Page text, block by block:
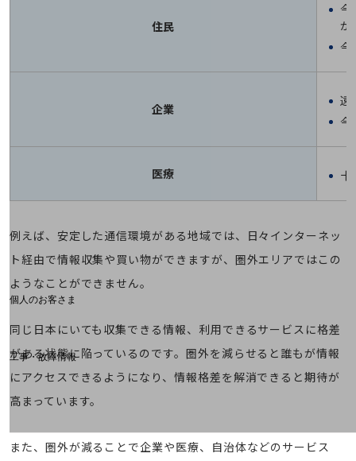
ご契約中サービスの一元管理
Web明細(ビリングステーション)
料金分析(ご利用料金管理サービス)
Web明細(My docomo)
個人のお客さま
工事・故障情報
お客さまサポートサイト
SDPFナレッジセンター
住民
今
が
今
企業
遠
今
医療 十
例えば、安定した通信環境がある地域では、日々インターネッ
ト経由で情報収集や買い物ができますが、圏外エリアではこの
ようなことができません。
同じ日本にいても収集できる情報、利用できるサービスに格差
がある状態に陥っているのです。圏外を減らせると誰もが情報
にアクセスできるようになり、情報格差を解消できると期待が
高まっています。
また、圏外が減ることで企業や医療、自治体などのサービス